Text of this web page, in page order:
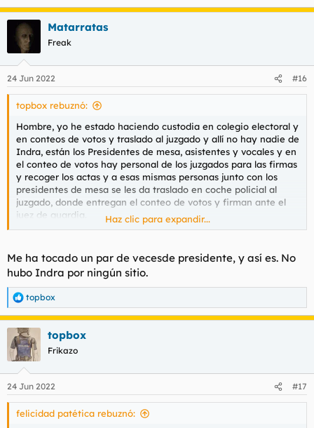
Matarratas
Freak
24 Jun 2022 #16
topbox rebuznó:
Hombre, yo he estado haciendo custodia en colegio electoral y
en conteos de votos y traslado al juzgado y allí no hay nadie de
Indra, están los Presidentes de mesa, asistentes y vocales y en
el conteo de votos hay personal de los juzgados para las firmas
y recoger los actas y a esas mismas personas junto con los
presidentes de mesa se les da traslado en coche policial al
juzgado, donde entregan el conteo de votos y firman ante el
juez de guardia.
Haz clic para expandir...
Me ha tocado un par de vecesde presidente, y así es. No
hubo Indra por ningún sitio.
R
e
a
c
c
i
e
s
topbox
topbox
Frikazo
24 Jun 2022 #17
felicidad patética rebuznó: